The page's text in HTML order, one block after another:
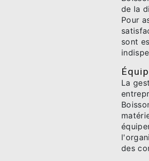
de la
Pour
sont
La
des